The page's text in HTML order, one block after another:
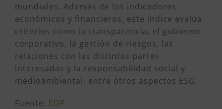
mundiales. Además de los indicadores
económicos y financieros, este índice evalúa
criterios como la transparencia, el gobierno
corporativo, la gestión de riesgos, las
relaciones con las distintas partes
interesadas y la responsabilidad social y
medioambiental, entre otros aspectos ESG.
Fuente: EDP